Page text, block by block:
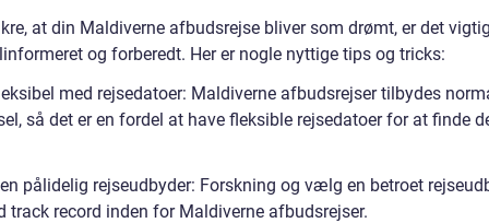
at din Maldiverne afbudsrejse bliver som drømt, er det
og forberedt. Her er nogle nyttige tips og tricks:
med rejsedatoer: Maldiverne afbudsrejser tilbydes
så det er en fordel at have fleksible rejsedatoer for at finde
pålidelig rejseudbyder: Forskning og vælg en betroet
track record inden for Maldiverne afbudsrejser.